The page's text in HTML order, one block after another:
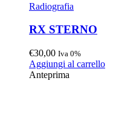
Radiografia
RX STERNO
€30,00 Iva 0%
Aggiungi al carrello
Anteprima